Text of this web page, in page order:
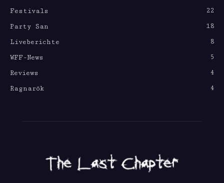
Festivals
22
Party San
18
Liveberichte
8
WFF-News
5
Reviews
4
Ragnarök
4